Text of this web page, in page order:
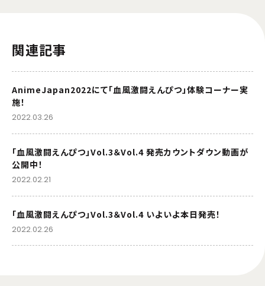
関連記事
AnimeJapan2022にて「血風激闘えんぴつ」体験コーナー実
施！
2022.03.26
「血風激闘えんぴつ」Vol.3＆Vol.4 発売カウントダウン動画が
公開中！
2022.02.21
「血風激闘えんぴつ」Vol.3＆Vol.4 いよいよ本日発売！
2022.02.26